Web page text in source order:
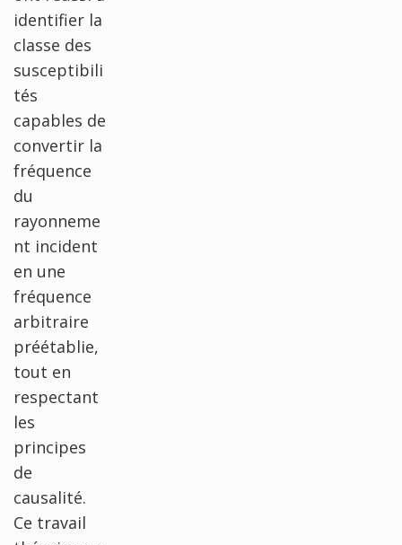
identifier la
classe des
susceptibili
tés
capables de
convertir la
fréquence
du
rayonneme
nt incident
en une
fréquence
arbitraire
préétablie,
tout en
respectant
les
principes
de
causalité.
Ce travail